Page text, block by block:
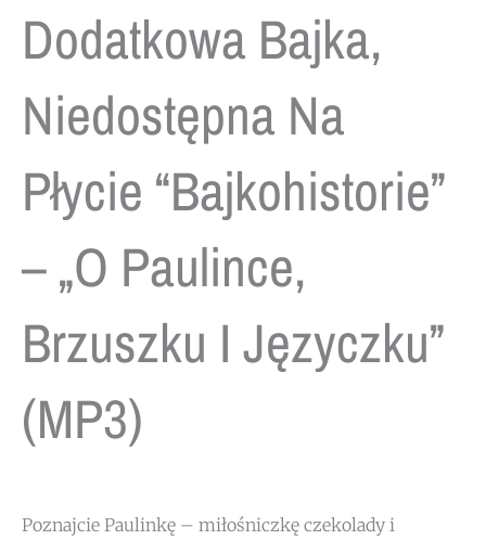
Dodatkowa Bajka,
Niedostępna Na
Płycie “Bajkohistorie”
– „O Paulince,
Brzuszku I Języczku”
(MP3)
Poznajcie Paulinkę – miłośniczkę czekolady i